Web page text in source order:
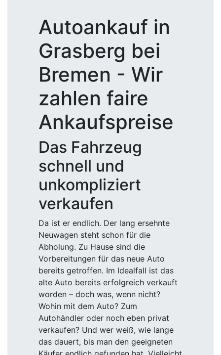
Autoankauf in
Grasberg bei
Bremen - Wir
zahlen faire
Ankaufspreise
Das Fahrzeug
schnell und
unkompliziert
verkaufen
Da ist er endlich. Der lang ersehnte
Neuwagen steht schon für die
Abholung. Zu Hause sind die
Vorbereitungen für das neue Auto
bereits getroffen. Im Idealfall ist das
alte Auto bereits erfolgreich verkauft
worden – doch was, wenn nicht?
Wohin mit dem Auto? Zum
Autohändler oder noch eben privat
verkaufen? Und wer weiß, wie lange
das dauert, bis man den geeigneten